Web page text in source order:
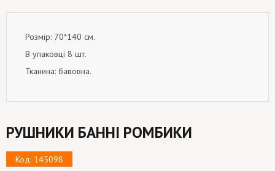
Розмір: 70*140 см.
В упаковці 8 шт.
Тканина: бавовна.
РУШНИКИ БАННІ РОМБИКИ
Код: 145098